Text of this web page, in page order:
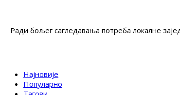
Ради бољег сагледавања потреба локалне
Најновије
Популарно